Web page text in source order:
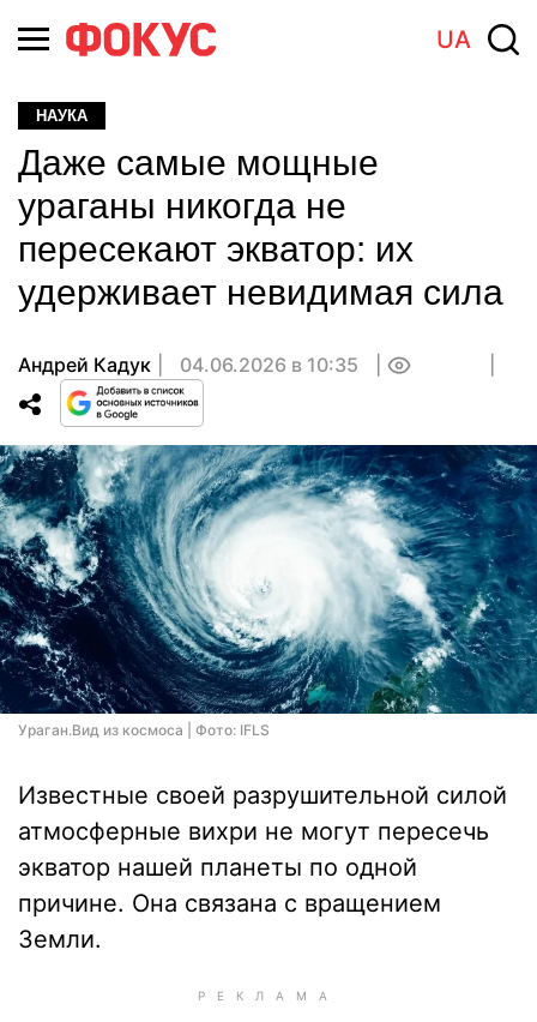
UA
НАУКА
Даже самые мощные
ураганы никогда не
пересекают экватор: их
удерживает невидимая сила
Андрей Кадук 04.06.2026 в 10:35
Ураган.Вид из космоса | Фото: IFLS
Известные своей разрушительной силой
атмосферные вихри не могут пересечь
экватор нашей планеты по одной
причине. Она связана с вращением
Земли.